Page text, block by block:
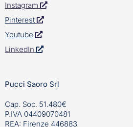
Instagram
Pinterest
Youtube
LinkedIn
Pucci Saoro Srl
Cap. Soc. 51.480€
P.IVA 04409070481
REA: Firenze 446883